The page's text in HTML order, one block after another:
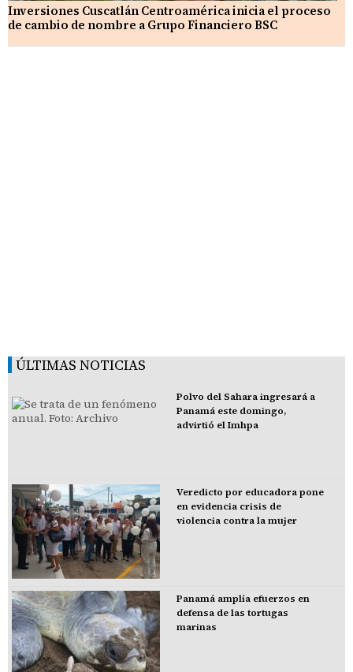
Inversiones Cuscatlán Centroamérica inicia el proceso
de cambio de nombre a Grupo Financiero BSC
ÚLTIMAS NOTICIAS
Polvo del Sahara ingresará a
Panamá este domingo,
advirtió el Imhpa
Veredicto por educadora pone
en evidencia crisis de
violencia contra la mujer
Panamá amplía efuerzos en
defensa de las tortugas
marinas